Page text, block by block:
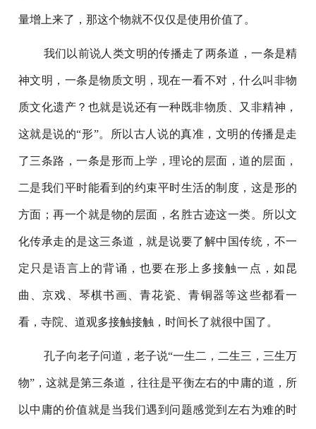
量增上来了，那这个物就不仅仅是使用价值了。
我们以前说人类文明的传播走了两条道，一条是精
神文明，一条是物质文明，现在一看不对，什么叫非物
质文化遗产？也就是说还有一种既非物质、又非精神，
这就是说的“形”。所以古人说的真准，文明的传播是走
了三条路，一条是形而上学，理论的层面，道的层面，
二是我们平时能看到的约束平时生活的制度，这是形的
方面；再一个就是物的层面，名胜古迹这一类。所以文
化传承走的是这三条道，就是说要了解中国传统，不一
定只是语言上的背诵，也要在形上多接触一点，如昆
曲、京戏、琴棋书画、青花瓷、青铜器等这些都看一
看，寺院、道观多接触接触，时间长了就很中国了。
孔子向老子问道，老子说“一生二，二生三，三生万
物”，这就是第三条道，往往是平衡左右的中庸的道，所
以中庸的价值就是当我们遇到问题感觉到左右为难的时